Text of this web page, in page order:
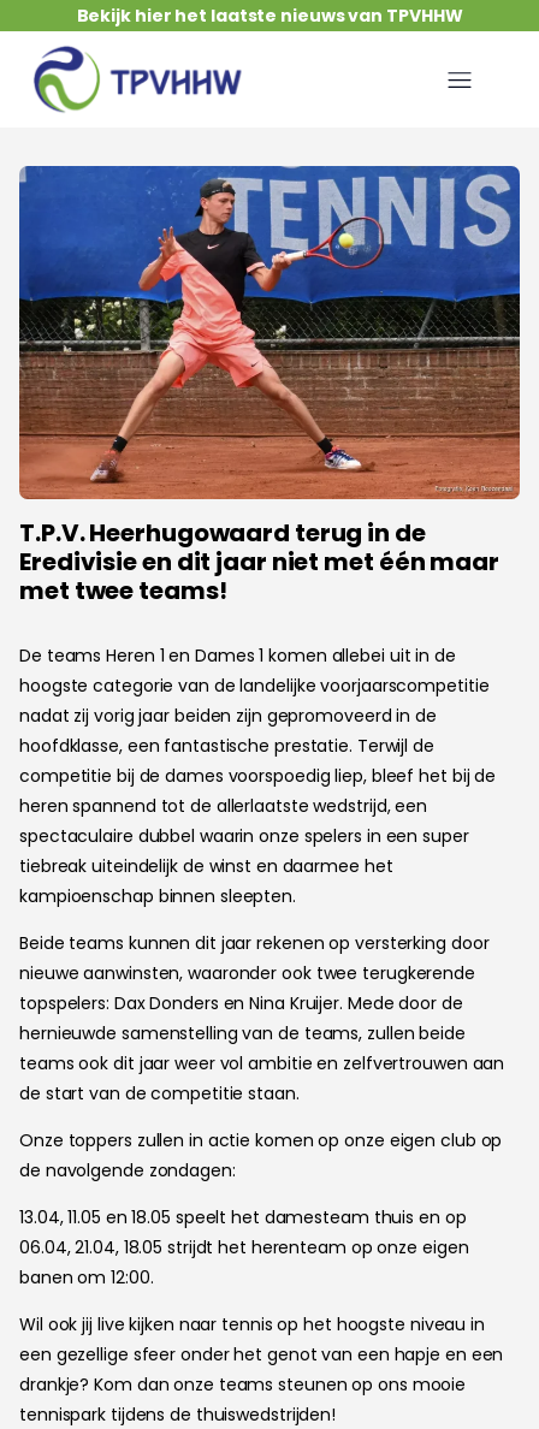
Bekijk hier het laatste nieuws van TPVHHW
T.P.V. Heerhugowaard terug in de
Eredivisie en dit jaar niet met één maar
met twee teams!
De teams Heren 1 en Dames 1 komen allebei uit in de
hoogste categorie van de landelijke voorjaarscompetitie
nadat zij vorig jaar beiden zijn gepromoveerd in de
hoofdklasse, een fantastische prestatie. Terwijl de
competitie bij de dames voorspoedig liep, bleef het bij de
heren spannend tot de allerlaatste wedstrijd, een
spectaculaire dubbel waarin onze spelers in een super
tiebreak uiteindelijk de winst en daarmee het
kampioenschap binnen sleepten.
Beide teams kunnen dit jaar rekenen op versterking door
nieuwe aanwinsten, waaronder ook twee terugkerende
topspelers: Dax Donders en Nina Kruijer. Mede door de
hernieuwde samenstelling van de teams, zullen beide
teams ook dit jaar weer vol ambitie en zelfvertrouwen aan
de start van de competitie staan.
Onze toppers zullen in actie komen op onze eigen club op
de navolgende zondagen:
13.04, 11.05 en 18.05 speelt het damesteam thuis en op
06.04, 21.04, 18.05 strijdt het herenteam op onze eigen
banen om 12:00.
Wil ook jij live kijken naar tennis op het hoogste niveau in
een gezellige sfeer onder het genot van een hapje en een
drankje? Kom dan onze teams steunen op ons mooie
tennispark tijdens de thuiswedstrijden!